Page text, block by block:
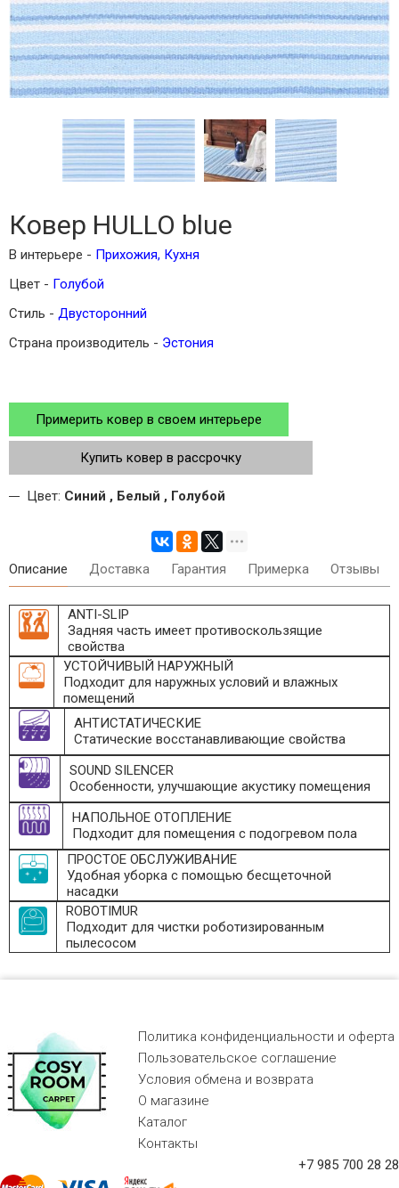
Ковер HULLO blue
В интерьере - Прихожия, Кухня
Цвет - Голубой
Стиль - Двусторонний
Страна производитель - Эстония
Примерить ковер в своем интерьере
Купить ковер в рассрочку
Цвет: Синий , Белый , Голубой
Описание Доставка Гарантия Примерка Отзывы
ANTI-SLIP
Задняя часть имеет противоскользящие
свойства
УСТОЙЧИВЫЙ НАРУЖНЫЙ
Подходит для наружных условий и влажных
помещений
АНТИСТАТИЧЕСКИЕ
Статические восстанавливающие свойства
SOUND SILENCER
Особенности, улучшающие акустику помещения
НАПОЛЬНОЕ ОТОПЛЕНИЕ
Подходит для помещения с подогревом пола
ПРОСТОЕ ОБСЛУЖИВАНИЕ
Удобная уборка с помощью бесщеточной
насадки
ROBOTIMUR
Подходит для чистки роботизированным
пылесосом
Политика конфиденциальности и оферта
Пользовательское соглашение
Условия обмена и возврата
О магазине
Каталог
Контакты
+7 985 700 28 28